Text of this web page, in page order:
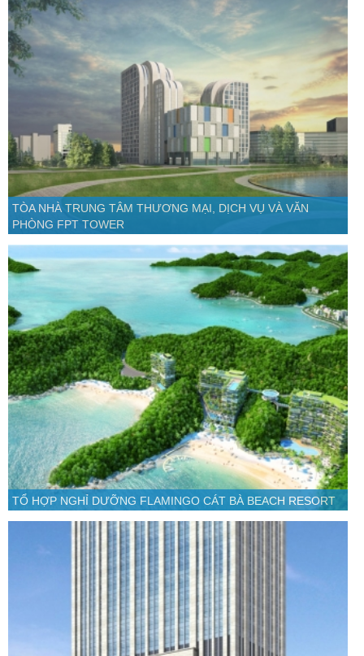
TÒA NHÀ TRUNG TÂM THƯƠNG MẠI, DỊCH VỤ VÀ VĂN
PHÒNG FPT TOWER
TỔ HỢP NGHỈ DƯỠNG FLAMINGO CÁT BÀ BEACH RESORT